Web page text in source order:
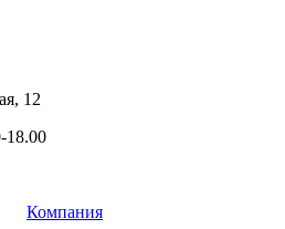
12
18.00
Компания